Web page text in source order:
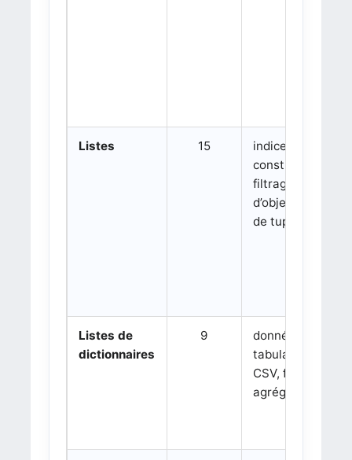
Listes 15
indices,
construction,
filtrage, listes
d’objets, listes
de tuples
Listes de
dictionnaires
9
données
tabulaires,
CSV, filtrage,
agrégation